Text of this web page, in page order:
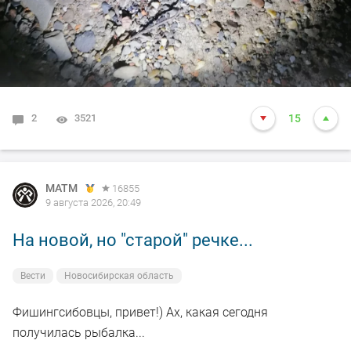
на более позднее, но стоять до 3 ночи - просто не
вывожу))) Кто в тех краях ночью выходит искать
судака - подскажите как у вас результат в этом сезоне?
2 3521 15
MATM
16855
9 августа 2026, 20:49
На новой, но "старой" речке...
Вести Новосибирская область
Фишингсибовцы, привет!) Ах, какая сегодня
получилась рыбалка...